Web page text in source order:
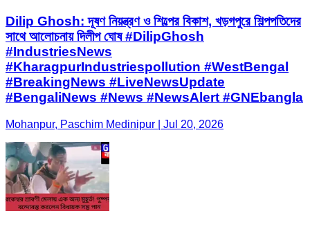
Dilip Ghosh: দূষণ নিয়ন্ত্রণ ও শিল্পের বিকাশ, খড়গপুরে শিল্পপতিদের
সাথে আলোচনায় দিলীপ ঘোষ #DilipGhosh
#IndustriesNews
#KharagpurIndustriespollution #WestBengal
#BreakingNews #LiveNewsUpdate
#BengaliNews #News #NewsAlert #GNEbangla
Mohanpur, Paschim Medinipur | Jul 20, 2026